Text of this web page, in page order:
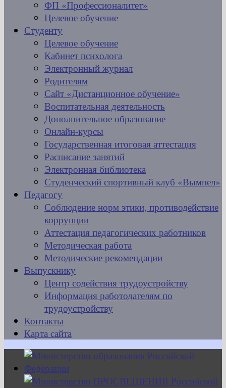
ФП «Профессионалитет»
Целевое обучение
Студенту
Целевое обучение
Кабинет психолога
Электронный журнал
Родителям
Сайт «Дистанционное обучение»
Воспитательная деятельность
Дополнительное образование
Онлайн-курсы
Государственная итоговая аттестация
Расписание занятий
Электронная библиотека
Студенческий спортивный клуб «Вымпел»
Педагогу
Соблюдение норм этики, противодействие
коррупции
Аттестация педагогических работников
Методическая работа
Методические рекомендации
Выпускнику
Центр содействия трудоустройству
Информация работодателям по
трудоустройству
Контакты
Карта сайта